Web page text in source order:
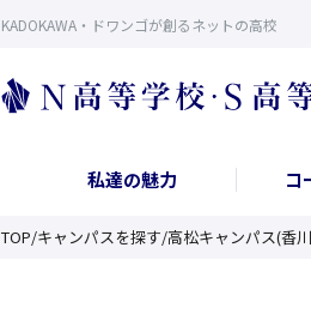
KADOKAWA・ドワンゴが創るネットの高校
私達の魅力 コ
TOP/キャンパスを探す/高松キャンパス(香